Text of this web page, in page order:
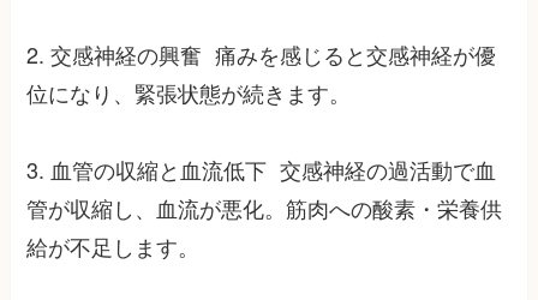
2. 交感神経の興奮 痛みを感じると交感神経が優
位になり、緊張状態が続きます。
3. 血管の収縮と血流低下 交感神経の過活動で血
管が収縮し、血流が悪化。筋肉への酸素・栄養供
給が不足します。